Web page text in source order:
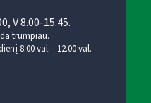
V 8.00-15.45.
trumpiau.
8.00 val. - 12.00 val.